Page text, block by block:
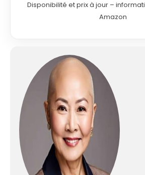
Disponibilité et prix à jour –
Amazon